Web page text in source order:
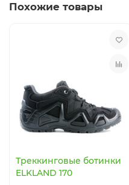
Похожие товары
Треккинговые ботинки
ELKLAND 170